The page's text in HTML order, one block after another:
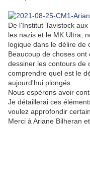
De l'Institut Tavistock
les nazis et le MK Ultra,
logique dans le délire de
Beaucoup de choses
dessiner les contours de
comprendre quel est le
aujourd'hui plongés.
Nous espérons avoir
Je détaillerai ces
voulez approfondir
Merci à Ariane Bilheran